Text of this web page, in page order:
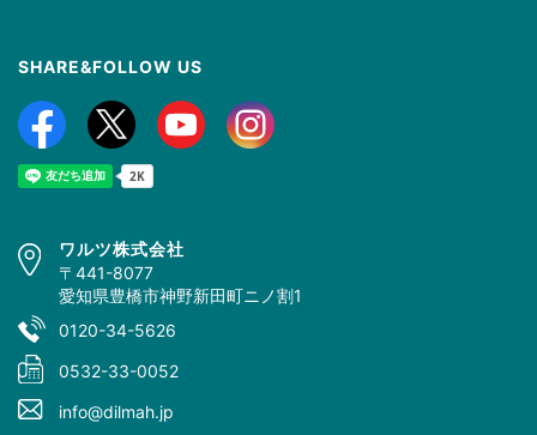
SHARE&FOLLOW US
ワルツ株式会社
〒441-8077
愛知県豊橋市神野新田町ニノ割1
0120-34-5626
0532-33-0052
info@dilmah.jp